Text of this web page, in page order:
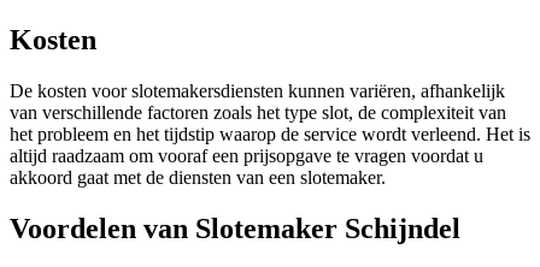
Kosten
De kosten voor slotemakersdiensten kunnen variëren, afhankelijk
van verschillende factoren zoals het type slot, de complexiteit van
het probleem en het tijdstip waarop de service wordt verleend. Het is
altijd raadzaam om vooraf een prijsopgave te vragen voordat u
akkoord gaat met de diensten van een slotemaker.
Voordelen van Slotemaker Schijndel